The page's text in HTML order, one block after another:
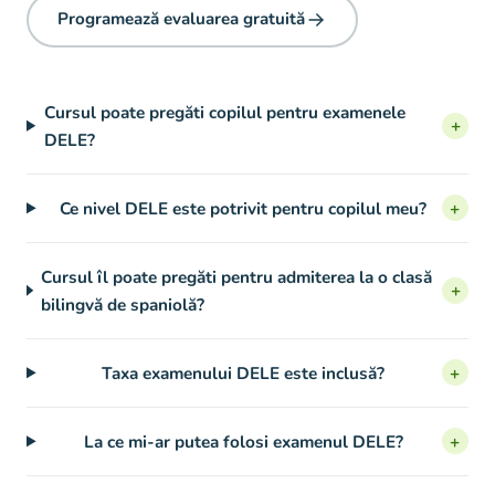
Programează evaluarea gratuită
Cursul poate pregăti copilul pentru examenele
DELE?
+
Ce nivel DELE este potrivit pentru copilul meu? +
Cursul îl poate pregăti pentru admiterea la o clasă
bilingvă de spaniolă?
+
Taxa examenului DELE este inclusă? +
La ce mi-ar putea folosi examenul DELE? +